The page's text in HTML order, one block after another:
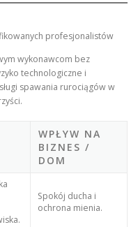
profesjonalistów
wykonawcom bez
technologiczne i
spawania rurociągów w
WPŁYW NA
BIZNES /
DOM
Spokój ducha i
ochrona mienia.